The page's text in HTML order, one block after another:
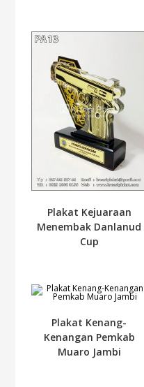
Plakat Kejuaraan
Menembak Danlanud
Cup
Plakat Kenang-
Kenangan Pemkab
Muaro Jambi